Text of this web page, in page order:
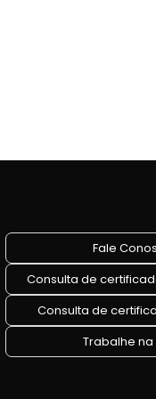
Fale
Consulta de
Consulta de
Trabalhe na